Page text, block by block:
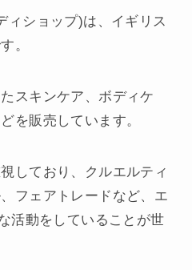
ィショップ)は、イギリス
。
スキンケア、ボディケ
を販売しています。
しており、クルエルティ
フェアトレードなど、エ
活動をしていることが世